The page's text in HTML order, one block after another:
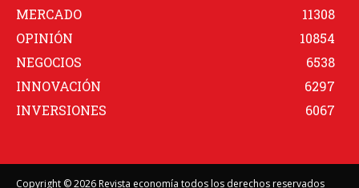
MERCADO
11308
OPINIÓN
10854
NEGOCIOS
6538
INNOVACIÓN
6297
INVERSIONES
6067
Copyright © 2026 Revista economía todos los derechos reservados